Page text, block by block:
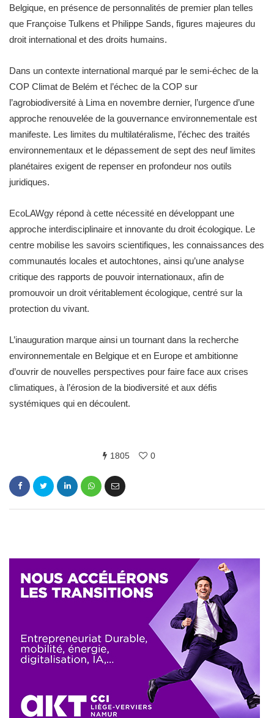
Belgique, en présence de personnalités de premier plan telles
que Françoise Tulkens et Philippe Sands, figures majeures du
droit international et des droits humains.
Dans un contexte international marqué par le semi-échec de la
COP Climat de Belém et l’échec de la COP sur
l’agrobiodiversité à Lima en novembre dernier, l’urgence d’une
approche renouvelée de la gouvernance environnementale est
manifeste. Les limites du multilatéralisme, l’échec des traités
environnementaux et le dépassement de sept des neuf limites
planétaires exigent de repenser en profondeur nos outils
juridiques.
EcoLAWgy répond à cette nécessité en développant une
approche interdisciplinaire et innovante du droit écologique. Le
centre mobilise les savoirs scientifiques, les connaissances des
communautés locales et autochtones, ainsi qu’une analyse
critique des rapports de pouvoir internationaux, afin de
promouvoir un droit véritablement écologique, centré sur la
protection du vivant.
L’inauguration marque ainsi un tournant dans la recherche
environnementale en Belgique et en Europe et ambitionne
d’ouvrir de nouvelles perspectives pour faire face aux crises
climatiques, à l’érosion de la biodiversité et aux défis
systémiques qui en découlent.
1805 0